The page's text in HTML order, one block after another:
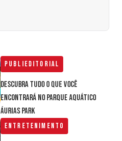
Publieditorial
Descubra tudo o que você
encontrará no parque aquático
Áurias Park
Entretenimento